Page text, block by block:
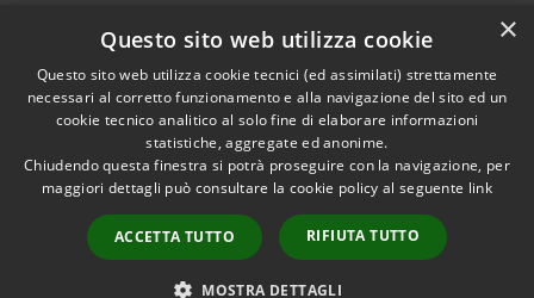
Piano di miglioramento del sito
RSS
Accessibilità
Copyright © 2026 • Comune di
Rubiera • Powered by
Municipium•
Accesso
redazione
×
Questo sito web utilizza cookie
Questo sito web utilizza cookie tecnici (ed assimilati) strettamente
necessari al corretto funzionamento e alla navigazione del sito ed un
cookie tecnico analitico al solo fine di elaborare informazioni
statistiche, aggregate ed anonime.
Chiudendo questa finestra si potrà proseguire con la navigazione, per
maggiori dettagli può consultare la cookie policy al seguente link
ACCETTA TUTTO RIFIUTA TUTTO
MOSTRA DETTAGLI